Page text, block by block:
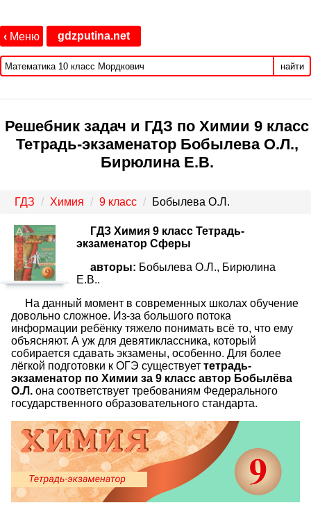
‹ Меню gdzputina.net
найти
Решебник задач и ГДЗ по Химии 9 класс
Тетрадь-экзаменатор Бобылева О.Л.,
Бирюлина Е.В.
ГДЗ Химия 9 класс Бобылева О.Л.
ГДЗ Химия 9 класс Тетрадь-
экзаменатор Сферы
авторы: Бобылева О.Л., Бирюлина
Е.В..
На данный момент в современных школах обучение
довольно сложное. Из-за большого потока
информации ребёнку тяжело понимать всё то, что ему
объясняют. А уж для девятиклассника, который
собирается сдавать экзамены, особенно. Для более
лёгкой подготовки к ОГЭ существует тетрадь-
экзаменатор по Химии за 9 класс автор Бобылёва
О.Л. она соответствует требованиям Федерального
государственного образовательного стандарта.